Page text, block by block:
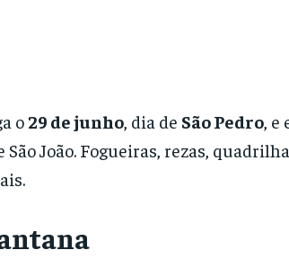
o 29 de junho, dia de São Pedro, e
João. Fogueiras, rezas,